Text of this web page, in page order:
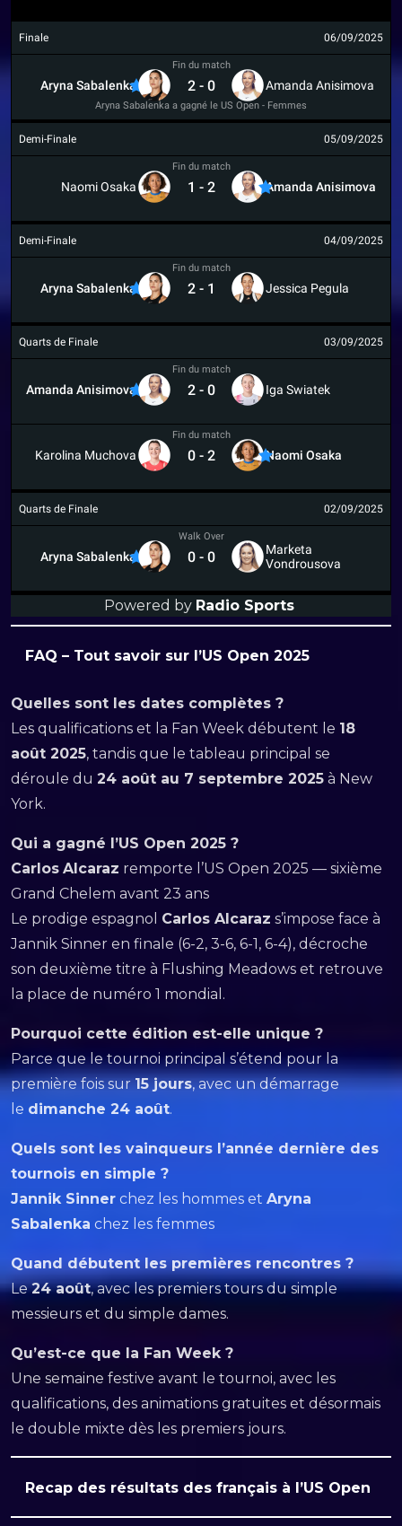
Finale 06/09/2025
Aryna Sabalenka
Fin du match
2 - 0
Aryna Sabalenka a gagné le US Open - Femmes
Amanda Anisimova
Demi-Finale 05/09/2025
Naomi Osaka
Fin du match
1 - 2 Amanda Anisimova
Demi-Finale 04/09/2025
Aryna Sabalenka
Fin du match
2 - 1 Jessica Pegula
Quarts de Finale 03/09/2025
Amanda Anisimova
Fin du match
2 - 0 Iga Swiatek
Karolina Muchova
Fin du match
0 - 2 Naomi Osaka
Quarts de Finale 02/09/2025
Aryna Sabalenka
Walk Over
0 - 0
Marketa
Vondrousova
Powered by Radio Sports
FAQ – Tout savoir sur l’US Open 2025
Quelles sont les dates complètes ?
Les qualifications et la Fan Week débutent le 18
août 2025, tandis que le tableau principal se
déroule du 24 août au 7 septembre 2025 à New
York.
Qui a gagné l’US Open 2025 ?
Carlos Alcaraz remporte l’US Open 2025 — sixième
Grand Chelem avant 23 ans
Le prodige espagnol Carlos Alcaraz s’impose face à
Jannik Sinner en finale (6-2, 3-6, 6-1, 6-4), décroche
son deuxième titre à Flushing Meadows et retrouve
la place de numéro 1 mondial.
Pourquoi cette édition est-elle unique ?
Parce que le tournoi principal s’étend pour la
première fois sur15 jours, avec un démarrage
le dimanche 24 août.
Quels sont les vainqueurs l’année dernière des
tournois en simple ?
Jannik Sinner chez les hommes et Aryna
Sabalenka chez les femmes
Quand débutent les premières rencontres ?
Le24 août, avec les premiers tours du simple
messieurs et du simple dames.
Qu’est-ce que la Fan Week ?
Une semaine festive avant le tournoi, avec les
qualifications, des animations gratuites et désormais
le double mixte dès les premiers jours.
Recap des résultats des français à l’US Open